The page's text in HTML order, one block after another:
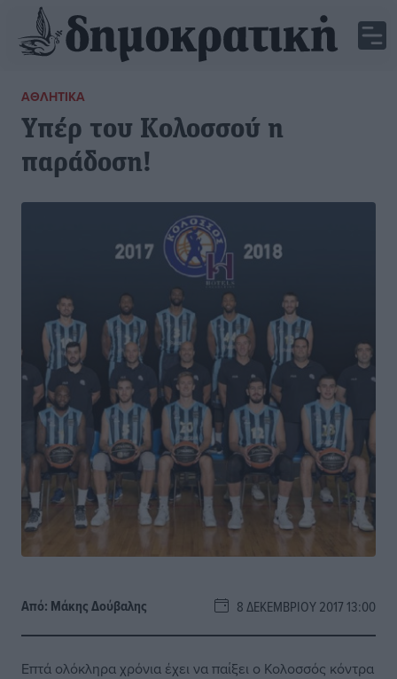
ΑΘΛΗΤΙΚΆ
Υπέρ του Κολοσσού η
παράδοση!
Από: Μάκης Δούβαλης 8 ΔΕΚΕΜΒΡΊΟΥ 2017 13:00
Επτά ολόκληρα χρόνια έχει να παίξει ο Κολοσσός κόντρα